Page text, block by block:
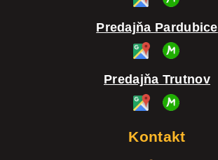
Predajňa Pardubice
Predajňa Trutnov
Kontakt